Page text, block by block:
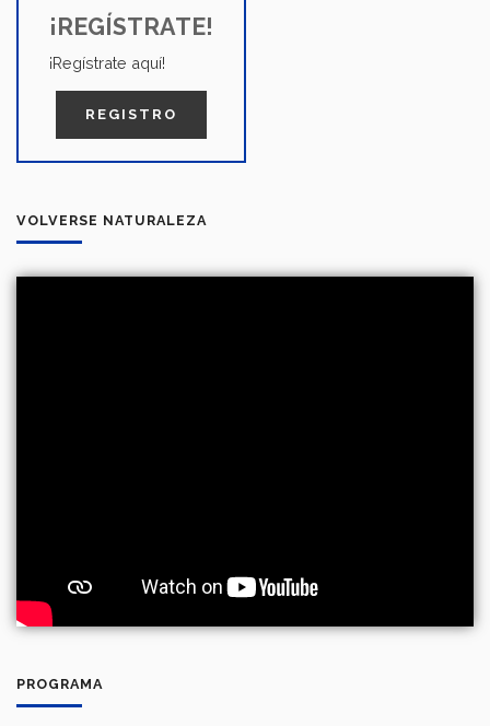
¡REGÍSTRATE!
¡Regístrate aquí!
REGISTRO
VOLVERSE NATURALEZA
PROGRAMA